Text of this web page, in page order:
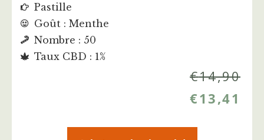
Pastille
Goût : Menthe
Nombre : 50
Taux CBD : 1%
€14,90
€13,41